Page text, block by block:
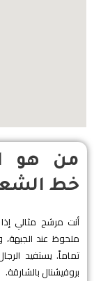
​من هو
خط
​أنت مرشح مثالي
ملحوظ عند
تماماً. يستفيد
بروفيشنال بالشارقة.